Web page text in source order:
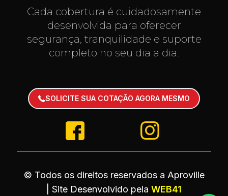
Cada cobertura é cuidadosamente
desenvolvida para oferecer
segurança, tranquilidade e suporte
completo no seu dia a dia.
SOLICITE SUA COTAÇÃO AGORA MESMO
© Todos os direitos reservados a Aproville
| Site Desenvolvido pela WEB41